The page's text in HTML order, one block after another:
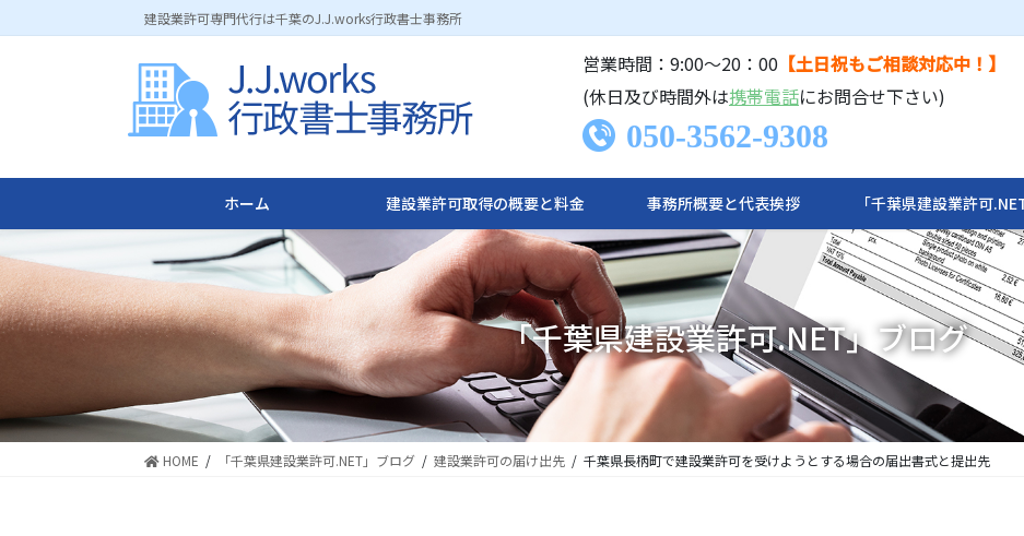
ン
ビ
建設業許可専門代行は千葉のJ.J.works行政書士事務所
営業時間：9:00〜20：00 【土日祝もご相談対応中！】
(休日及び時間外は携帯電話にお問合せ下さい)
050-3562-9308
ホーム 建設業許可取得の概要と料金​ 事務所概要と代表挨拶 「千葉県建設業許可
「千葉県建設業許可.NET」ブログ
HOME 「千葉県建設業許可.NET」ブログ 建設業許可の届け出先 千葉県長柄町で建設業許可を受けようとする場合の届出書式と提出先